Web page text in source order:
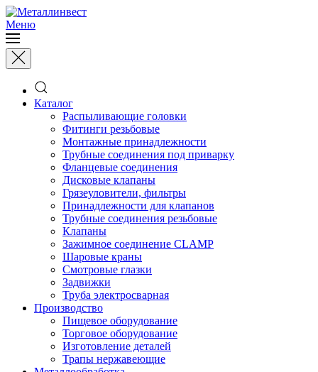
Меню
Каталог
Распыливающие головки
Фитинги резьбовые
Монтажные принадлежности
Трубные соединения под приварку
Фланцевые соединения
Дисковые клапаны
Грязеуловители, фильтры
Принадлежности для клапанов
Трубные соединения резьбовые
Клапаны
Зажимное соединение CLAMP
Шаровые краны
Смотровые глазки
Задвижки
Труба электросварная
Производство
Пищевое оборудование
Торговое оборудование
Изготовление деталей
Трапы нержавеющие